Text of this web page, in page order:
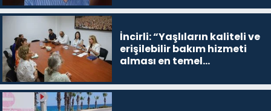
İncirli: “Yaşlıların kaliteli ve
erişilebilir bakım hizmeti
alması en temel